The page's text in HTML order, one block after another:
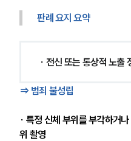
판례 요지 요약
∙ 전신 또는 통상적 노출
⇒ 범죄 불성립
∙ 특정 신체 부위를 부각하거
위 촬영